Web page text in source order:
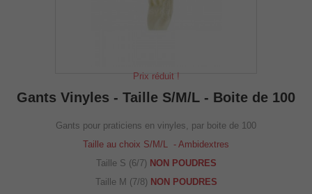
Prix réduit !
Gants Vinyles - Taille S/M/L - Boite de 100
Gants pour praticiens en vinyles, par boite de 100
Taille au choix S/M/L - Ambidextres
Taille S (6/7) NON POUDRES
Taille M (7/8) NON POUDRES